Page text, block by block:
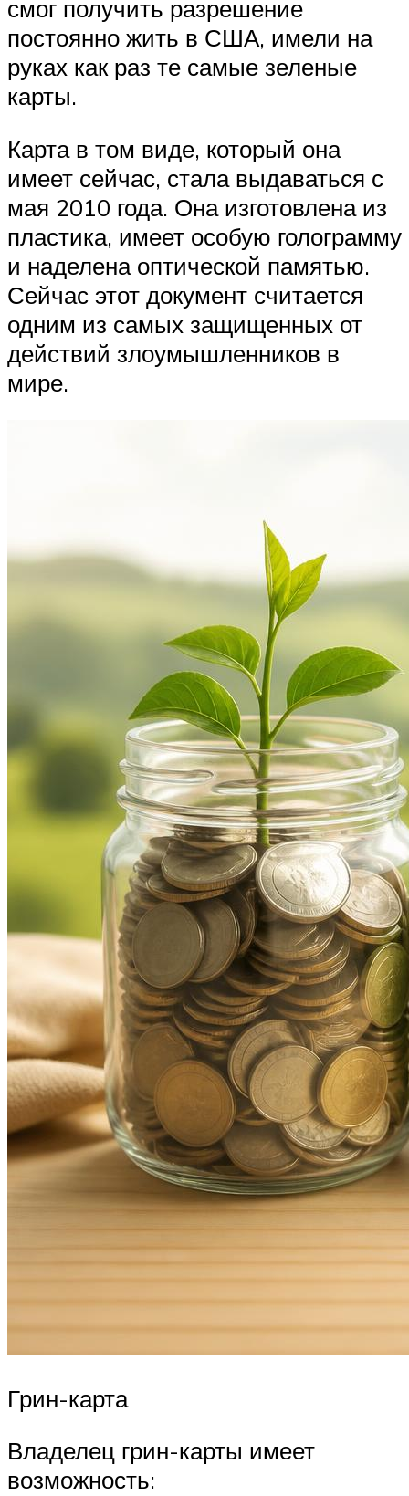
смог получить разрешение
постоянно жить в США, имели на
руках как раз те самые зеленые
карты.
Карта в том виде, который она
имеет сейчас, стала выдаваться с
мая 2010 года. Она изготовлена из
пластика, имеет особую голограмму
и наделена оптической памятью.
Сейчас этот документ считается
одним из самых защищенных от
действий злоумышленников в
мире.
Грин-карта
Владелец грин-карты имеет
возможность: